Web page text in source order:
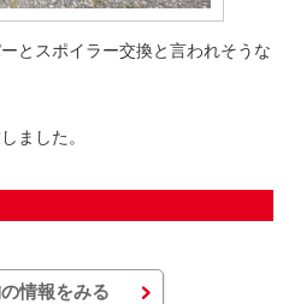
とスポイラー交換と言われそうな
ました。
情報をみる